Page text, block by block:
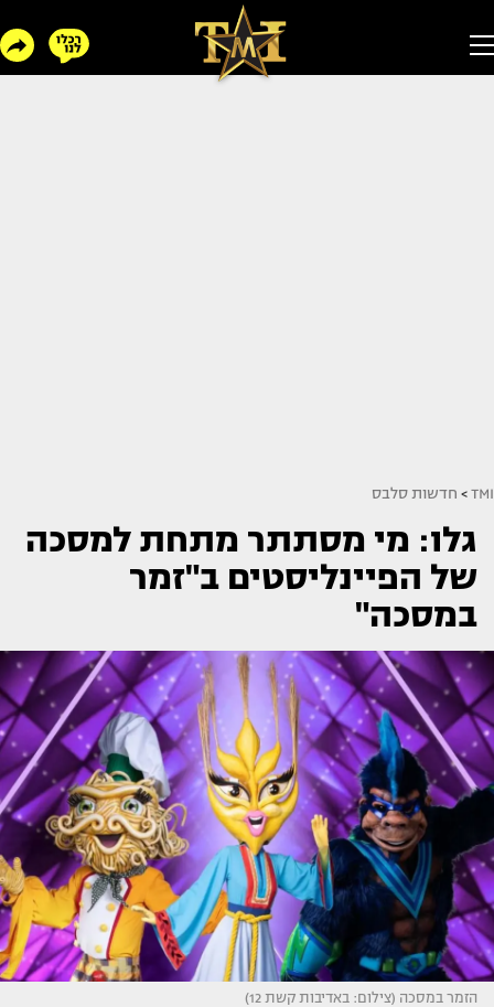
TMI
> חדשות סלבס
גלו: מי מסתתר מתחת למסכה
של הפיינליסטים ב"זמר
במסכה"
הזמר במסכה (צילום: באדיבות קשת 12)